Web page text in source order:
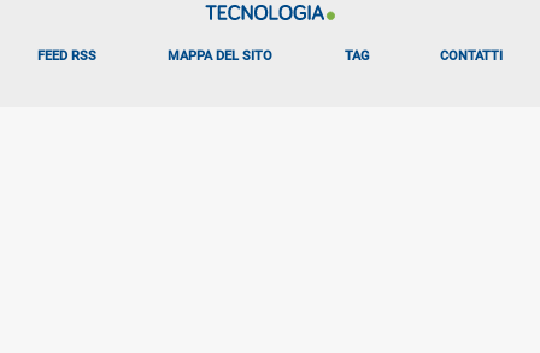
FEED RSS MAPPA DEL SITO TAG CONTATTI